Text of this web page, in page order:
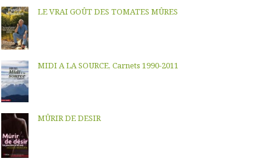
LE VRAI GOÛT DES TOMATES MÛRES
MIDI A LA SOURCE, Carnets 1990-2011
MÛRIR DE DESIR